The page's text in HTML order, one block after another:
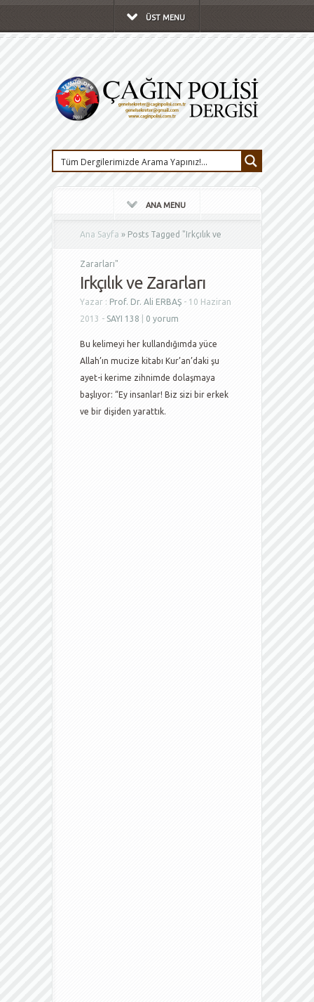
ÜST MENU
ANA MENU
Ana Sayfa » Posts Tagged "Irkçılık ve
Zararları"
Irkçılık ve Zararları
Yazar : Prof. Dr. Ali ERBAŞ - 10 Haziran
2013 - SAYI 138 0 yorum
Bu kelimeyi her kullandığımda yüce
Allah’ın mucize kitabı Kur’an’daki şu
ayet-i kerime zihnimde dolaşmaya
başlıyor: “Ey insanlar! Biz sizi bir erkek
ve bir dişiden yarattık.